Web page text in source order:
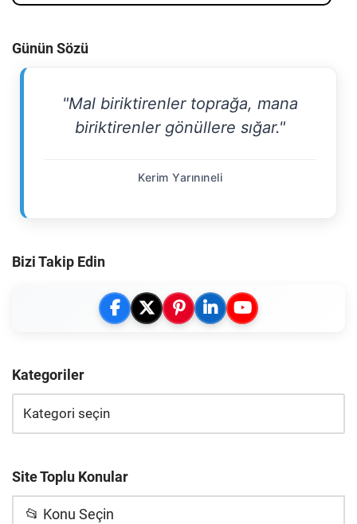
Günün Sözü
"Mal biriktirenler toprağa, mana
biriktirenler gönüllere sığar."
Kerim Yarınıneli
Bizi Takip Edin
Kategoriler
Site Toplu Konular
📂 Konu Seçin